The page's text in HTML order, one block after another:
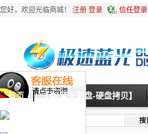
您好，欢迎光临商城！ 注册 登录 信任登录
首页 【4K蓝光原盘-硬盘拷贝】